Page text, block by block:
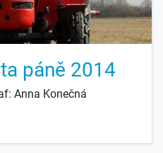
páně 2014
Anna Konečná